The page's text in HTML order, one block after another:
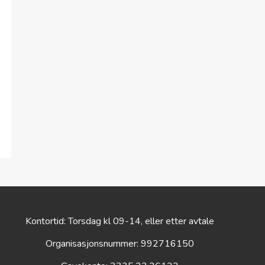
Kontortid: Torsdag kl 09-14, eller etter avtale
Organisasjonsnummer: 992716150